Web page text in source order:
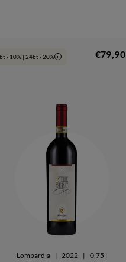
- 10% | 24bt - 20% i €79,90
Lombardia | 2022 | 0,75 l